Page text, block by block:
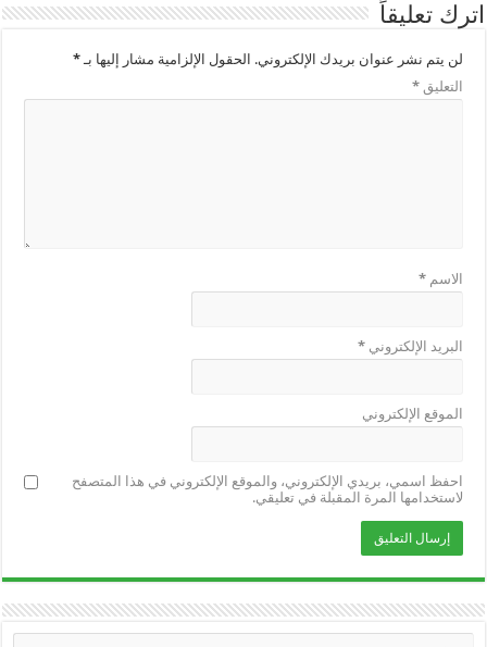
اترك تعليقاً
لن يتم نشر عنوان بريدك الإلكتروني. الحقول الإلزامية مشار إليها بـ*
التعليق*
الاسم*
البريد الإلكتروني*
الموقع الإلكتروني
احفظ اسمي، بريدي الإلكتروني، والموقع الإلكتروني في هذا المتصفح
لاستخدامها المرة المقبلة في تعليقي.